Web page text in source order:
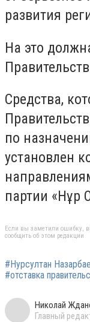
развития
На это
Средства,
по
установлен
партии «Нұр
Если вы заметили ошибку,
сообщить об этом редакции
#Нурсултан
#отставка
Николай
Главный